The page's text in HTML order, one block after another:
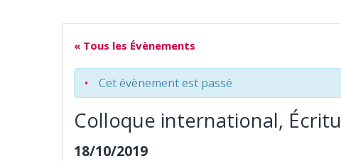
« Tous les Évènements
Cet évènement est passé
Colloque international,
18/10/2019